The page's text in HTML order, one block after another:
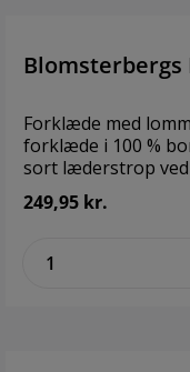
ikke bleges,
højst 40° C,
Forklæde med lomme
forklæde i 100 %
sort læderstrop ved hals og
249,95 kr.